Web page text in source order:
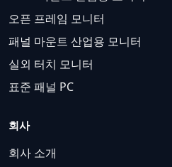
오픈 프레임 모니터
패널 마운트 산업용 모니터
실외 터치 모니터
표준 패널 PC
회사
회사 소개